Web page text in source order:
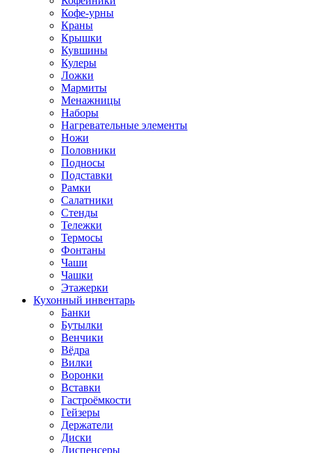
Кофе-урны
Краны
Крышки
Кувшины
Кулеры
Ложки
Мармиты
Менажницы
Наборы
Нагревательные элементы
Ножи
Половники
Подносы
Подставки
Рамки
Салатники
Стенды
Тележки
Термосы
Фонтаны
Чаши
Чашки
Этажерки
Кухонный инвентарь
Банки
Бутылки
Венчики
Вёдра
Вилки
Воронки
Вставки
Гастроёмкости
Гейзеры
Держатели
Диски
Диспенсеры